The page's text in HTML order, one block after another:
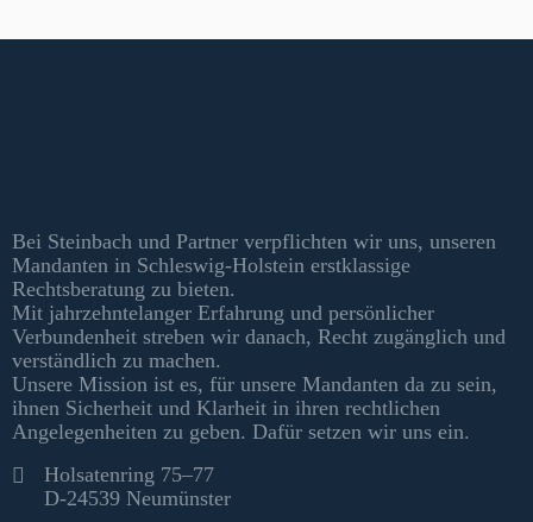
Bei Steinbach und Partner verpflichten wir uns, unseren
Mandanten in Schleswig-Holstein erstklassige
Rechtsberatung zu bieten.
Mit jahrzehntelanger Erfahrung und persönlicher
Verbundenheit streben wir danach, Recht zugänglich und
verständlich zu machen.
Unsere Mission ist es, für unsere Mandanten da zu sein,
ihnen Sicherheit und Klarheit in ihren rechtlichen
Angelegenheiten zu geben. Dafür setzen wir uns ein.
Kontakt
Holsatenring 75–77
D-24539 Neumünster